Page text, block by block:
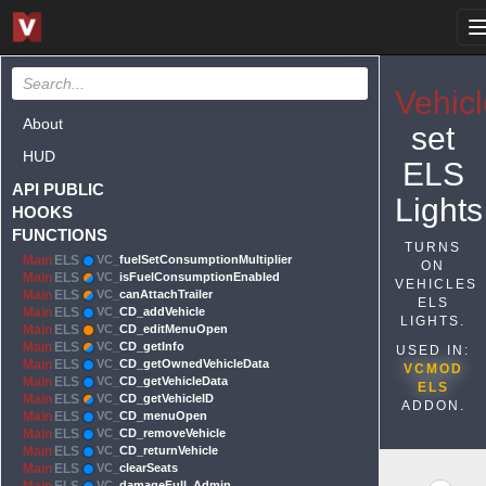
About
HUD
API PUBLIC
HOOKS
FUNCTIONS
Main ELS VC_fuelSetConsumptionMultiplier
Main ELS VC_isFuelConsumptionEnabled
Main ELS VC_canAttachTrailer
Main ELS VC_CD_addVehicle
Main ELS VC_CD_editMenuOpen
Main ELS VC_CD_getInfo
Main ELS VC_CD_getOwnedVehicleData
Main ELS VC_CD_getVehicleData
Main ELS VC_CD_getVehicleID
Main ELS VC_CD_menuOpen
Main ELS VC_CD_removeVehicle
Main ELS VC_CD_returnVehicle
Main ELS VC_clearSeats
set
ELS
Lights
TURNS
ON
VEHICLES
ELS
LIGHTS.
USED IN:
VCMOD
ELS
ADDON.